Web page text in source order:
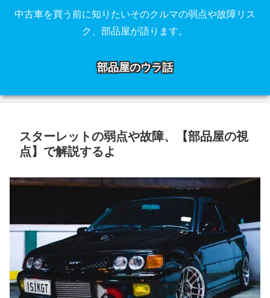
中古車を買う前に知りたいそのクルマの弱点や故障リス
ク、部品屋が語ります。
部品屋のウラ話
スターレットの弱点や故障、【部品屋の視
点】で解説するよ